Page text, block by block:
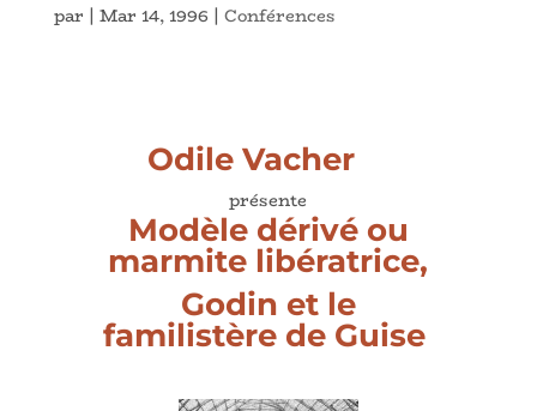
par | Mar 14, 1996 | Conférences
Odile Vacher
présente
Modèle dérivé ou
marmite libératrice,
Godin et le
familistère de Guise